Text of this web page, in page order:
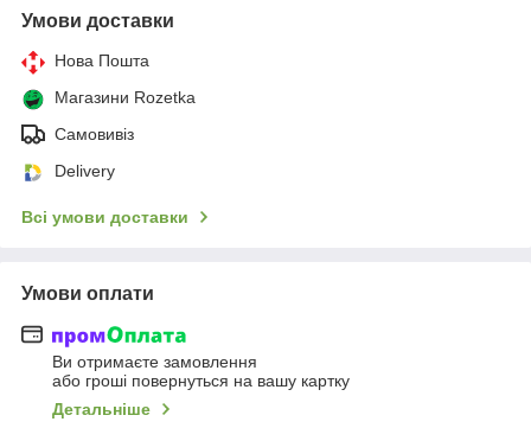
Умови доставки
Нова Пошта
Магазини Rozetka
Самовивіз
Delivery
Всі умови доставки
Умови оплати
Ви отримаєте замовлення
або гроші повернуться на вашу картку
Детальніше